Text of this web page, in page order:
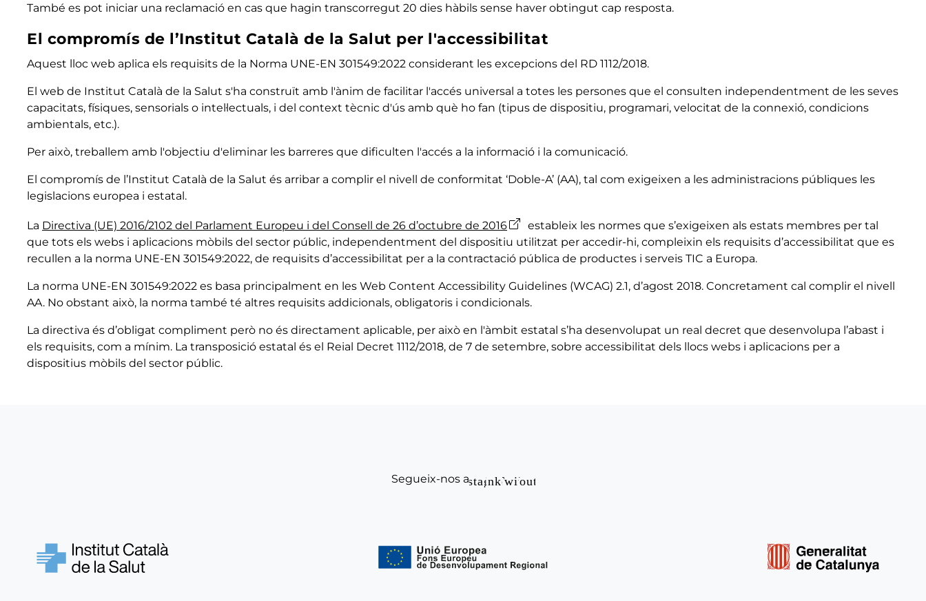
També es pot iniciar una reclamació en cas que hagin transcorregut 20 dies hàbils sense haver obtingut cap resposta.
El compromís de l’Institut Català de la Salut per l'accessibilitat
Aquest lloc web aplica els requisits de la Norma UNE-EN 301549:2022 considerant les excepcions del RD 1112/2018.
El web de Institut Català de la Salut s'ha construït amb l'ànim de facilitar l'accés universal a totes les persones que el consulten independentment de les seves
capacitats, físiques, sensorials o intel·lectuals, i del context tècnic d'ús amb què ho fan (tipus de dispositiu, programari, velocitat de la connexió, condicions
ambientals, etc.).
Per això, treballem amb l'objectiu d'eliminar les barreres que dificulten l'accés a la informació i la comunicació.
El compromís de l’Institut Català de la Salut és arribar a complir el nivell de conformitat ‘Doble-A’ (AA), tal com exigeixen a les administracions públiques les
legislacions europea i estatal.
La Directiva (UE) 2016/2102 del Parlament Europeu i del Consell de 26 d’octubre de 2016
estableix les normes que s’exigeixen als estats membres per tal
que tots els webs i aplicacions mòbils del sector públic, independentment del dispositiu utilitzat per accedir-hi, compleixin els requisits d’accessibilitat que es
recullen a la norma UNE-EN 301549:2022, de requisits d’accessibilitat per a la contractació pública de productes i serveis TIC a Europa.
La norma UNE-EN 301549:2022 es basa principalment en les Web Content Accessibility Guidelines (WCAG) 2.1, d’agost 2018. Concretament cal complir el nivell
AA. No obstant això, la norma també té altres requisits addicionals, obligatoris i condicionals.
La directiva és d’obligat compliment però no és directament aplicable, per això en l'àmbit estatal s’ha desenvolupat un real decret que desenvolupa l’abast i
els requisits, com a mínim. La transposició estatal és el Reial Decret 1112/2018, de 7 de setembre, sobre accessibilitat dels llocs webs i aplicacions per a
dispositius mòbils del sector públic.
Segueix-nos aInstagram
Linkedin
Twitter
Youtube